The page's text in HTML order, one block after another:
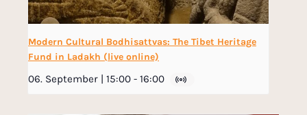
Modern Cultural Bodhisattvas: The Tibet Heritage
Fund in Ladakh (live online)
06. September | 15:00 - 16:00